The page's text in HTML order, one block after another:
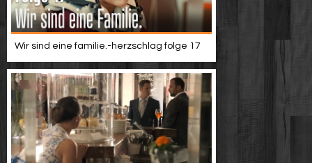
Wir sind eine familie.-herzschlag folge 17